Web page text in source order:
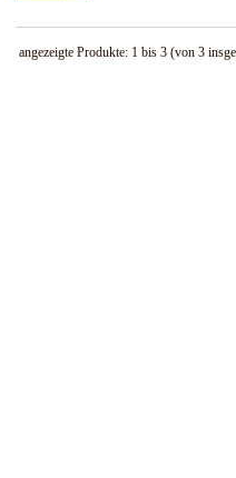
angezeigte Produkte: 1 bis 3 (von 3